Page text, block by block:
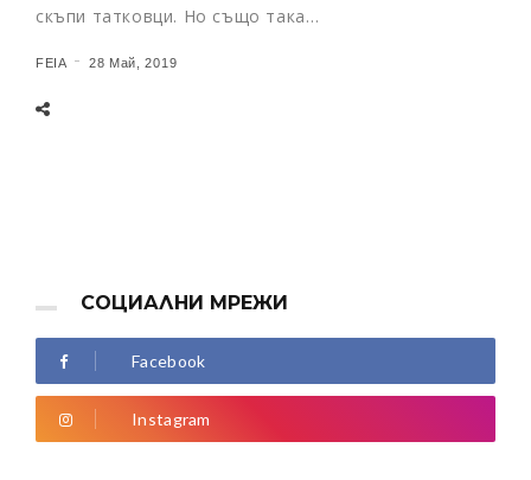
скъпи татковци. Но също така…
FEIA 28 Май, 2019
СОЦИАЛНИ МРЕЖИ
Facebook
Instagram